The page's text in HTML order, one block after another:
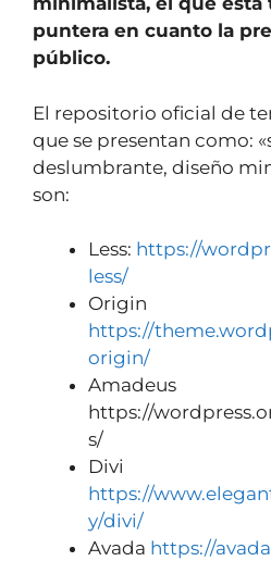
puntera en cuanto la
público.
El repositorio oficial de
que se presentan como:
deslumbrante, diseño
son:
Less: https://
less/
Origin
https://
origin/
Amadeus
https://
s/
Divi
https://
y/divi/
Avada https://